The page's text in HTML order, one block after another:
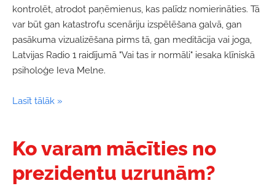
kontrolēt, atrodot paņēmienus, kas palīdz nomierināties. Tā
var būt gan katastrofu scenāriju izspēlēšana galvā, gan
pasākuma vizualizēšana pirms tā, gan meditācija vai joga,
Latvijas Radio 1 raidījumā "Vai tas ir normāli" iesaka klīniskā
psiholoģe Ieva Melne.
Lasīt tālāk »
Ko varam mācīties no
prezidentu uzrunām?